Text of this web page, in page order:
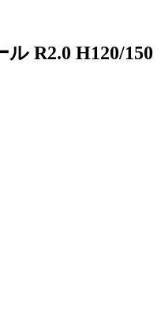
R2.0 H120/150